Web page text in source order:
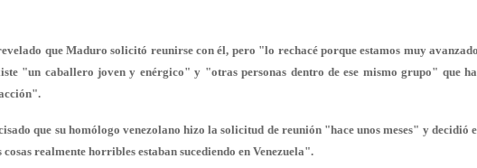
que Maduro solicitó reunirse con él, pero "lo rechacéporque estamos muy
"un caballero joven y enérgico" y "otras personas dentro de ese mismo grupo" que
que su homólogo venezolano hizo la solicitud de reunión "hace unos meses" y decidió
realmente horribles estaban sucediendo en Venezuela".